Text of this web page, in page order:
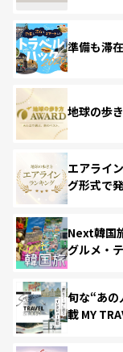
準備も滞
地球の歩
エアライ
グ形式で
Next韓国
グルメ・
旬な“あの
載 MY